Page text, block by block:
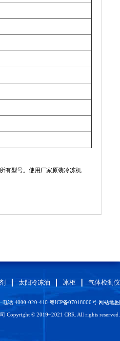
有型号。使用厂家原装冷冻机
太阳冷冻油 冰柜 气体检测仪
电话:4000-020-410 粤ICP备07018000号 网站地图
Copyright © 2019~2021 CRR. All rights reserved.